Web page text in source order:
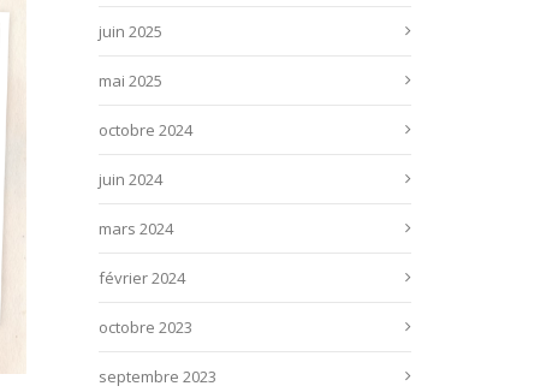
juin 2025
mai 2025
octobre 2024
juin 2024
mars 2024
février 2024
octobre 2023
septembre 2023